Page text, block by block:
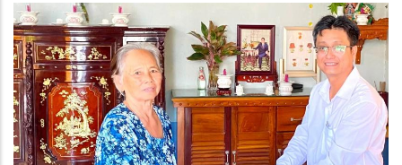
bàn ấp 3, ấp 4 và ấp 6.